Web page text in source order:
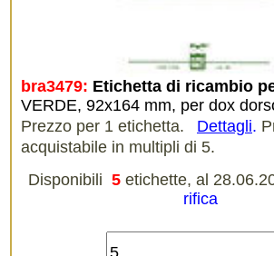
bra3479: Etichetta di ricambio
VERDE, 92x164 mm, per dox
Prezzo per 1 etichetta.
Dettagli.
acquistabile in multipli di 5.
Disponibili 5 etichette, al
rifica